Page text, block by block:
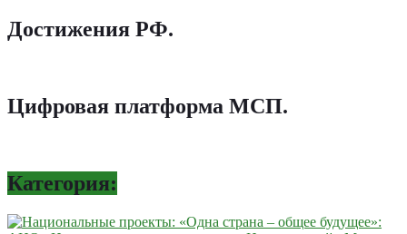
Достижения РФ.
Цифровая платформа МСП.
Категория: